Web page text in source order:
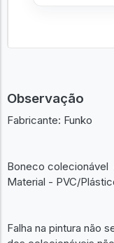
Observação
Fabricante: Funko
Boneco colecionável
Material - PVC/
Falha na pintura não